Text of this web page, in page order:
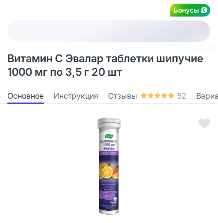
Бонусы
Витамин С Эвалар таблетки шипучие
1000 мг по 3,5 г 20 шт
Основное Инструкция Отзывы 52